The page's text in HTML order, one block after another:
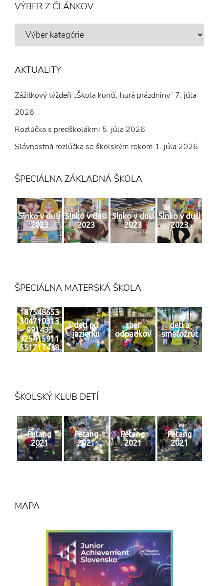
VÝBER Z ČLÁNKOV
VÝBER
AKTUALITY
Zážitkový týždeň „Škola končí, hurá prázdniny“ 7. júla
2026
Rozlúčka s predškolákmi 5. júla 2026
Slávnostná rozlúčka so školským rokom 1. júla 2026
ŠPECIÁLNA ZÁKLADNÁ ŠKOLA
Slnko v duši
2023
Slnko v duši
2023
Slnko v duši
2023
Slnko v duši
2023
ŠPECIÁLNA MATERSKÁ ŠKOLA
187548653
504710313
991433
325415911
551717438
deti pri
jazierku
zber
odpadkov
deti a
smeťožrút
ŠKOLSKÝ KLUB DETÍ
Petang
2021
Petang
2021
Petang
2021
Petang
2021
MAPA